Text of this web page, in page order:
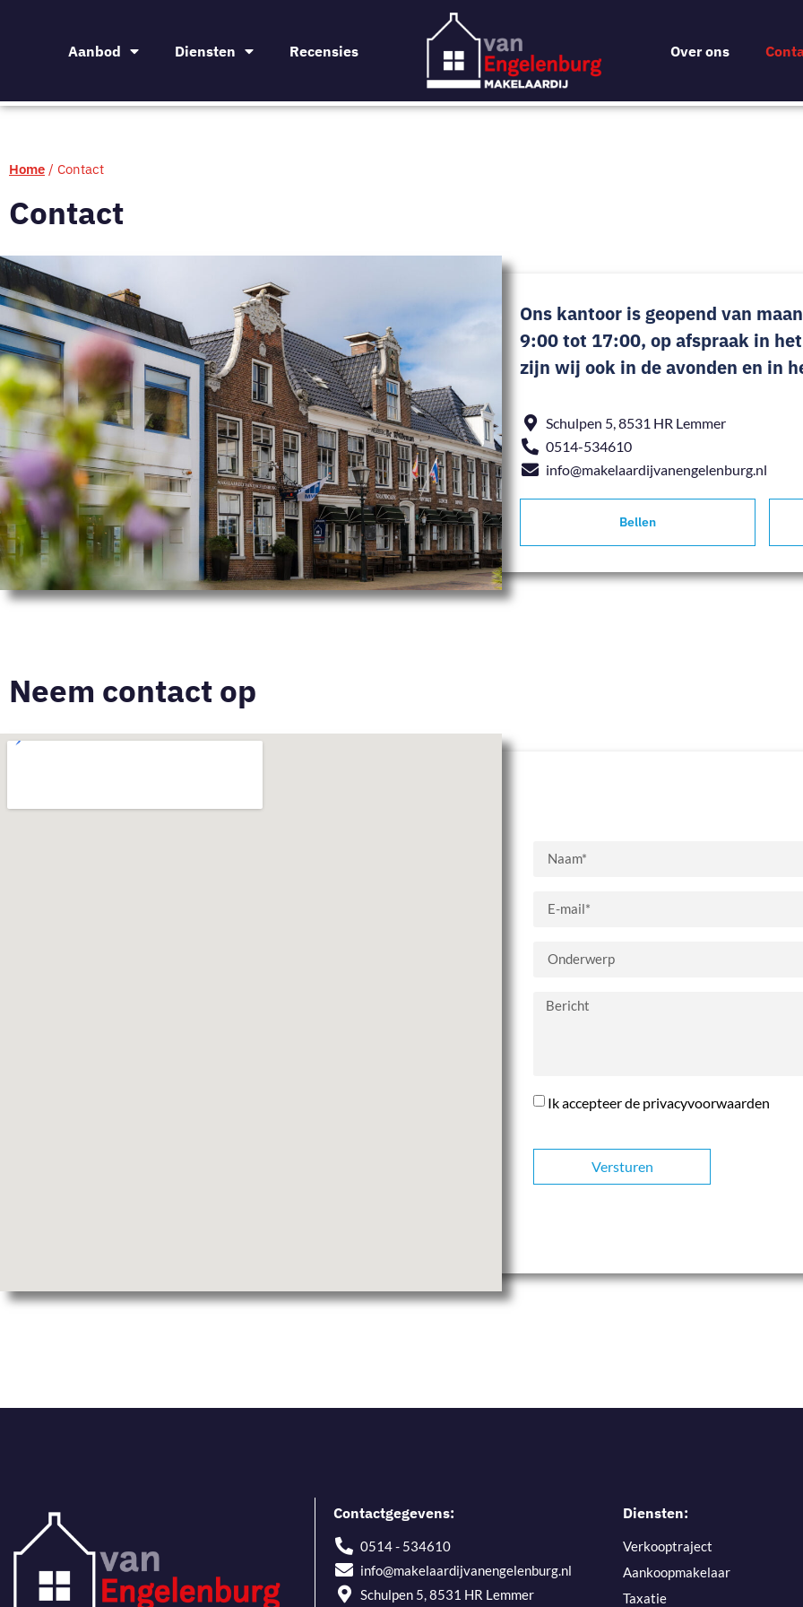
Aanbod Diensten Recensies Over ons
Home / Contact
Contact
Ons kantoor is geopend van
9:00 tot 17:00, op afspraak in
zijn wij ook in de avonden en in
Schulpen 5, 8531 HR Lemmer
0514-534610
info@makelaardijvanengelenburg.nl
Bellen
Neem contact op
Ik accepteer de privacyvoorwaarden
Versturen
Contactgegevens:
0514 - 534610
info@makelaardijvanengelenburg.nl
Schulpen 5, 8531 HR Lemmer
Diensten:
Verkooptraject
Aankoopmakelaar
Taxatie